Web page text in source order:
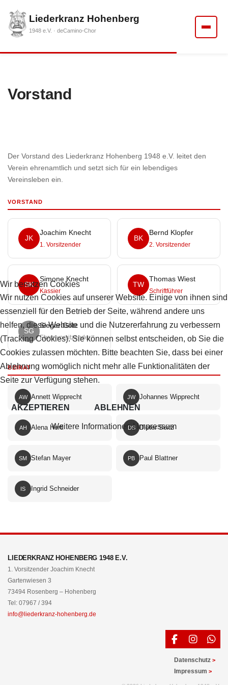
Liederkranz Hohenberg
1948 e.V. · deCamino-Chor
Vorstand
Der Vorstand des Liederkranz Hohenberg 1948 e.V. leitet den
Verein ehrenamtlich und setzt sich für ein lebendiges
Vereinsleben ein.
VORSTAND
JK
Joachim Knecht
1. Vorsitzender
BK
Bernd Klopfer
2. Vorsitzender
SK
Simone Knecht
Kassier
TW
Thomas Wiest
Schriftführer
SG
Sieger Götz
Ehrenvorsitzender
BEIRAT
AW Annett Wipprecht JW Johannes Wipprecht
AH Alena Hertl DS Dieter Seitz
SM Stefan Mayer PB Paul Blattner
IS Ingrid Schneider
LIEDERKRANZ HOHENBERG 1948 E.V.
1. Vorsitzender Joachim Knecht
Gartenwiesen 3
73494 Rosenberg – Hohenberg
Tel: 07967 / 394
info@liederkranz-hohenberg.de
Datenschutz
Impressum
Wir benutzen Cookies
Wir nutzen Cookies auf unserer Website. Einige von ihnen sind
essenziell für den Betrieb der Seite, während andere uns
helfen, diese Website und die Nutzererfahrung zu verbessern
(Tracking Cookies). Sie können selbst entscheiden, ob Sie die
Cookies zulassen möchten. Bitte beachten Sie, dass bei einer
Ablehnung womöglich nicht mehr alle Funktionalitäten der
Seite zur Verfügung stehen.
AKZEPTIEREN ABLEHNEN
Weitere Informationen| Impressum